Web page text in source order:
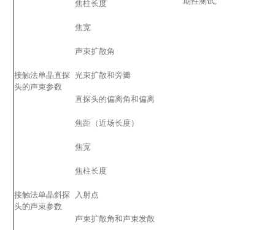
焦柱长度
焦宽
声束扩散角
接触法单晶直探
头的声束参数
光束扩散和旁瓣
直探头的偏离角和偏离
焦距（近场长度）
焦宽
焦柱长度
接触法单晶斜探
头的声束参数
入射点
声束扩散角和声束发散